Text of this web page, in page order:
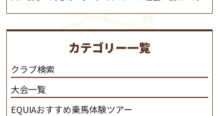
さと魅力を追求します。 私たちは、馬の品種と血統にこ
だわります。 私たちは、乗用馬の質の向上を目指し、生
産･育成･調教を一貫して行います。カナディアンキャ
ンプ乗馬クラブ九州のツアー情報はこちら
カテゴリー一覧
クラブ検索
大会一覧
EQUIAおすすめ乗馬体験ツアー